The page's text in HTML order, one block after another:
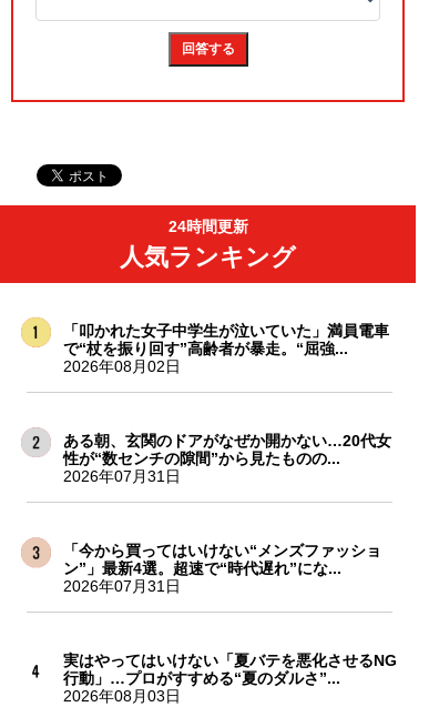
24時間更新
人気ランキング
「叩かれた女子中学生が泣いていた」満員電車
で“杖を振り回す”高齢者が暴走。“屈強...
2026年08月02日
ある朝、玄関のドアがなぜか開かない…20代女
性が“数センチの隙間”から見たものの...
2026年07月31日
「今から買ってはいけない“メンズファッショ
ン”」最新4選。超速で“時代遅れ”にな...
2026年07月31日
実はやってはいけない「夏バテを悪化させるNG
行動」…プロがすすめる“夏のダルさ”...
2026年08月03日